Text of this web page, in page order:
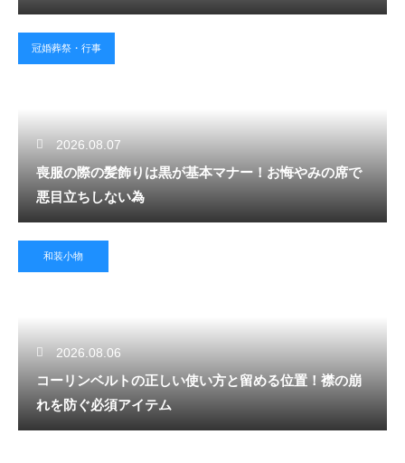
冠婚葬祭・行事
2026.08.07
喪服の際の髪飾りは黒が基本マナー！お悔やみの席で
悪目立ちしない為
和装小物
2026.08.06
コーリンベルトの正しい使い方と留める位置！襟の崩
れを防ぐ必須アイテム